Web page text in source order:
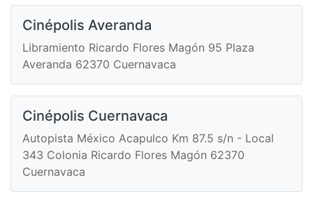
Cinépolis Averanda
Libramiento Ricardo Flores Magón 95 Plaza
Averanda 62370 Cuernavaca
Cinépolis Cuernavaca
Autopista México Acapulco Km 87.5 s/n - Local
343 Colonia Ricardo Flores Magón 62370
Cuernavaca